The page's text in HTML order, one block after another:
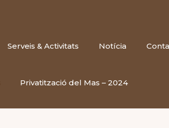
Serveis & Activitats Notícia
Privatització del Mas – 2024